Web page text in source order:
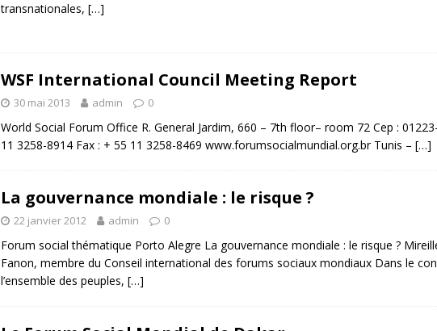
transnationales, […]
WSF International Council Meeting Report
30 mai 2013 admin 0
World Social Forum Office R. General Jardim, 660 – 7th floor– room 72 Cep :
11 3258-8914 Fax : + 55 11 3258-8469 www.forumsocialmundial.org.br Tunis – […]
La gouvernance mondiale : le risque ?
22 janvier 2012 admin 0
Forum social thématique Porto Alegre La gouvernance mondiale : le risque ?
Fanon, membre du Conseil international des forums sociaux mondiaux Dans le
l’ensemble des peuples, […]